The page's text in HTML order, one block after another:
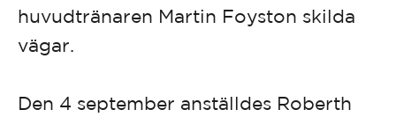
huvudtränaren Martin Foyston skilda
vägar.
Den 4 september anställdes Roberth